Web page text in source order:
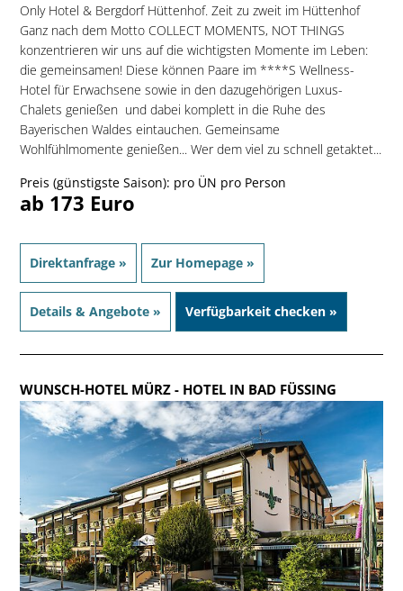
Only Hotel & Bergdorf Hüttenhof. Zeit zu zweit im Hüttenhof
Ganz nach dem Motto COLLECT MOMENTS, NOT THINGS
konzentrieren wir uns auf die wichtigsten Momente im Leben:
die gemeinsamen! Diese können Paare im ****S Wellness-
Hotel für Erwachsene sowie in den dazugehörigen Luxus-
Chalets genießen  und dabei komplett in die Ruhe des
Bayerischen Waldes eintauchen. Gemeinsame
Wohlfühlmomente genießen... Wer dem viel zu schnell getaktet...
Preis (günstigste Saison): pro ÜN pro Person
ab 173 Euro
Direktanfrage » Zur Homepage »
Details & Angebote » Verfügbarkeit checken »
WUNSCH-HOTEL MÜRZ- HOTEL IN BAD FÜSSING